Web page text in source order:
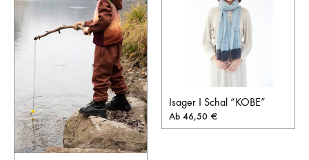
Isager I Schal “KOBE”
Ab 46,50 €